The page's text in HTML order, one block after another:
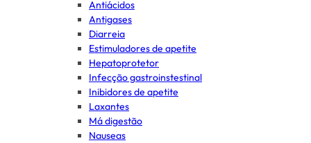
Antiácidos
Antigases
Diarreia
Estimuladores de apetite
Hepatoprotetor
Infecção gastroinstestinal
Inibidores de apetite
Laxantes
Má digestão
Nauseas